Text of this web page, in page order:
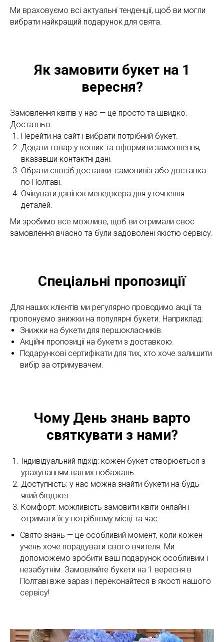
Ми враховуємо всі актуальні тенденції, щоб ви могли
вибрати найкращий подарунок для свята.
Як замовити букет на 1
вересня?
Замовлення квітів у нас — це просто та швидко.
Достатньо:
Перейти на сайт і вибрати потрібний букет.
Додати товар у кошик та оформити замовлення,
вказавши контактні дані.
Обрати спосіб доставки: самовивіз або доставка
по Полтаві.
Очікувати дзвінок менеджера для уточнення
деталей.
Ми зробимо все можливе, щоб ви отримали своє
замовлення вчасно та були задоволені якістю сервісу.
Спеціальні пропозиції
Для наших клієнтів ми регулярно проводимо акції та
пропонуємо знижки на популярні букети. Наприклад:
Знижки на букети для першокласників.
Акційні пропозиції на букети з доставкою.
Подарункові сертифікати для тих, хто хоче залишити
вибір за отримувачем.
Чому День знань варто
святкувати з нами?
Індивідуальний підхід: кожен букет створюється з
урахуванням ваших побажань.
Доступність: у нас можна знайти букети на будь-
який бюджет.
Комфорт: можливість замовити квіти онлайн і
отримати їх у потрібному місці та час.
Свято знань — це особливий момент, коли кожен
учень хоче порадувати свого вчителя. Ми
допоможемо зробити ваш подарунок особливим і
незабутнім. Замовляйте букети на 1 вересня в
Полтаві вже зараз і переконайтеся в якості нашого
сервісу!